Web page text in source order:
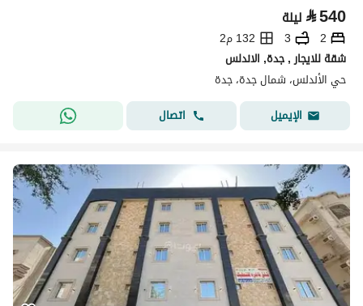
⃁540 ليلة
2
3
132 م2
شقة للايجار , جدة, الاندلس
حي الأندلس، شمال جدة، جدة
الإيميل
اتصال